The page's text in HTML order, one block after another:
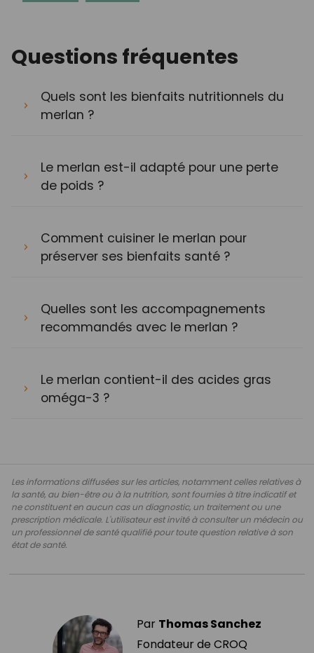
Questions fréquentes
Quels sont les bienfaits nutritionnels du
merlan ?
Le merlan est-il adapté pour une perte
de poids ?
Comment cuisiner le merlan pour
préserver ses bienfaits santé ?
Quelles sont les accompagnements
recommandés avec le merlan ?
Le merlan contient-il des acides gras
oméga-3 ?
Les informations diffusées sur les articles, notamment celles relatives à
la santé, au bien-être ou à la nutrition, sont fournies à titre indicatif et
ne constituent en aucun cas un diagnostic, un traitement ou une
prescription médicale. L'utilisateur est invité à consulter un médecin ou
un professionnel de santé qualifié pour toute question relative à son
état de santé.
Par Thomas Sanchez
Fondateur de CROQ